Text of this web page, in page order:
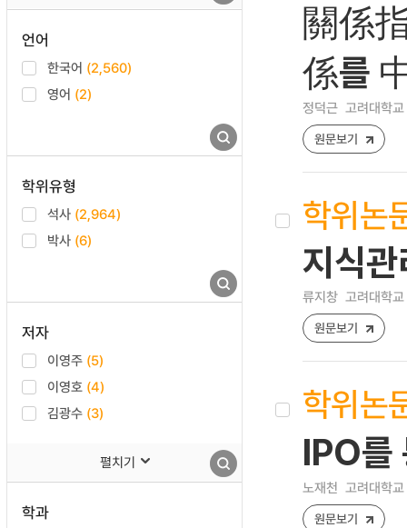
언어
한국어 (2,560)
영어 (2)
학위유형
석사 (2,964)
박사 (6)
저자
이영주 (5)
이영호 (4)
김광수 (3)
펼치기
학과
關係
係를
정덕근 고려대학
원문보기
학위논
지식
류지창 고려대학
원문보기
학위논
IPO를
노재천 고려대학
원문보기